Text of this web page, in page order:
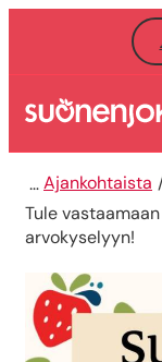
Siirry sisältöön
Etusivu
Ajankohtaista
Tule
arvokyselyyn!